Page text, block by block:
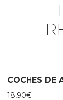
COCHES DE
18,90€